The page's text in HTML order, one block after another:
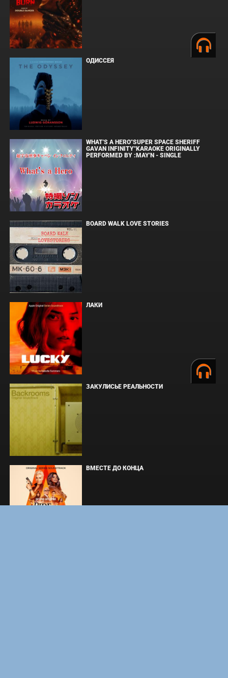
ОДИССЕЯ
WHAT'S A HERO"SUPER SPACE SHERIFF
GAVAN INFINITY"KARAOKE ORIGINALLY
PERFORMED BY :MAY'N - SINGLE
BOARD WALK LOVE STORIES
ЛАКИ
ЗАКУЛИСЬЕ РЕАЛЬНОСТИ
ВМЕСТЕ ДО КОНЦА